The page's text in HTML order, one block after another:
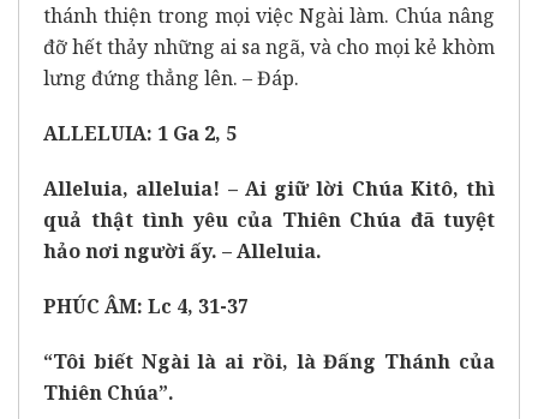
thánh thiện trong mọi việc Ngài làm. Chúa nâng
đỡ hết thảy những ai sa ngã, và cho mọi kẻ khòm
lưng đứng thẳng lên. – Đáp.
ALLELUIA: 1 Ga 2, 5
Alleluia, alleluia! – Ai giữ lời Chúa Kitô, thì
quả thật tình yêu của Thiên Chúa đã tuyệt
hảo nơi người ấy. – Alleluia.
PHÚC ÂM: Lc 4, 31-37
“Tôi biết Ngài là ai rồi, là Đấng Thánh của
Thiên Chúa”.